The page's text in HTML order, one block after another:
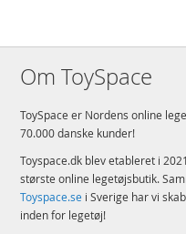
Om ToySpace
ToySpace er Nordens online
70.000 danske kunder!
Toyspace.dk blev etableret i
største online legetøjsbutik.
Toyspace.se i Sverige har vi
inden for legetøj!